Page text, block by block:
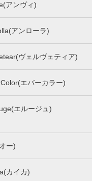
アンヴィ)
アンローラ)
ヴェルヴェティア)
エバーカラー)
エルージュ)
ー)
カイカ)